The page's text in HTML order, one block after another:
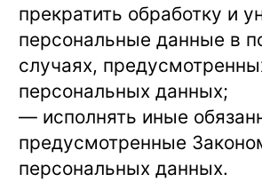
прекратить обработку и
персональные данные в
случаях,
персональных данных;
— исполнять иные
предусмотренные
персональных данных.